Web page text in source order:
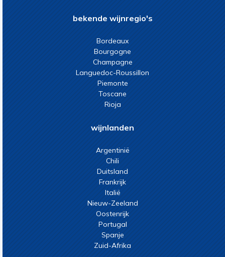
bekende wijnregio's
Bordeaux
Bourgogne
Champagne
Languedoc-Roussillon
Piemonte
Toscane
Rioja
wijnlanden
Argentinië
Chili
Duitsland
Frankrijk
Italië
Nieuw-Zeeland
Oostenrijk
Portugal
Spanje
Zuid-Afrika